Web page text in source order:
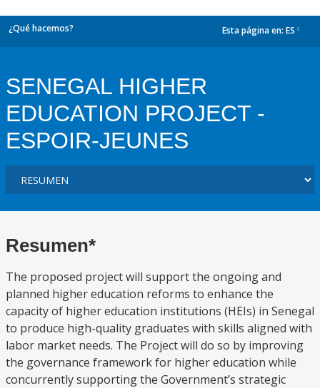
¿Qué hacemos? Esta página en: ES
SENEGAL HIGHER
EDUCATION PROJECT -
ESPOIR-JEUNES
Resumen*
The proposed project will support the ongoing and
planned higher education reforms to enhance the
capacity of higher education institutions (HEIs) in Senegal
to produce high-quality graduates with skills aligned with
labor market needs. The Project will do so by improving
the governance framework for higher education while
concurrently supporting the Government’s strategic